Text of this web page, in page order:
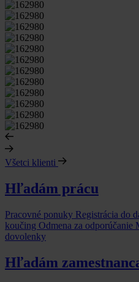
Všetci klienti
Hľadám prácu
Pracovné ponuky Registrácia do
koučing Odmena za odporúčanie
dovolenky
Hľadám